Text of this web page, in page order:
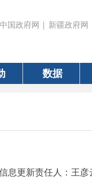
政府网| 克州政府网 | 网
网站地图
：王彦云，联系电话：